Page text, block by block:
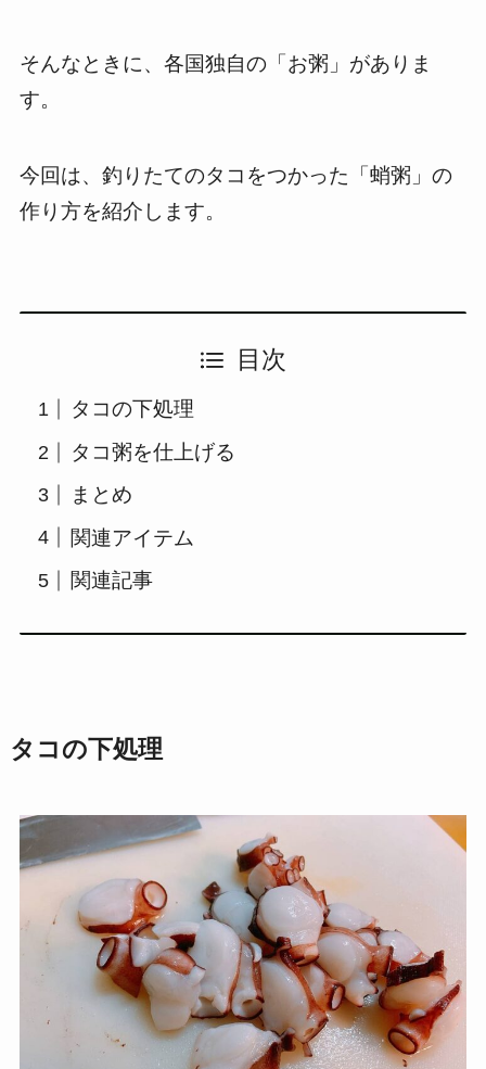
そんなときに、各国独自の「お粥」がありま
す。
今回は、釣りたてのタコをつかった「蛸粥」の
作り方を紹介します。
目次
タコの下処理
タコ粥を仕上げる
まとめ
関連アイテム
関連記事
タコの下処理